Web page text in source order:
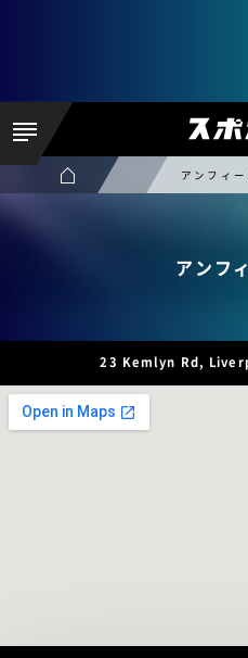
アンフィー
アンフ
23 Kemlyn Rd,